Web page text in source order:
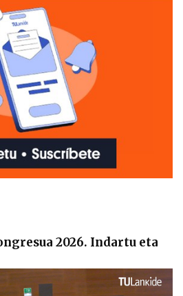
2026. Indartu eta